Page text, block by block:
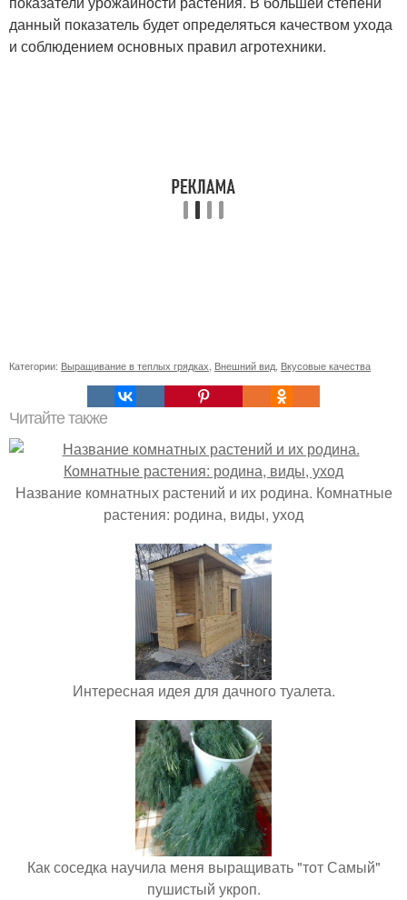
данный показатель будет определяться качеством ухода
и соблюдением основных правил агротехники.
Категории: Выращивание в теплых грядках Внешний вид Вкусовые качества
Читайте также
Название комнатных растений и их родина. Комнатные
растения: родина, виды, уход
Интересная идея для дачного туалета.
Как соседка научила меня выращивать "тот Самый"
пушистый укроп.